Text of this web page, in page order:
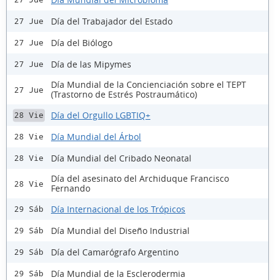
27 Jue Día del Trabajador del Estado
27 Jue Día del Biólogo
27 Jue Día de las Mipymes
27 Jue
Día Mundial de la Concienciación sobre el TEPT
(Trastorno de Estrés Postraumático)
28 Vie Día del Orgullo LGBTIQ+
28 Vie Día Mundial del Árbol
28 Vie Día Mundial del Cribado Neonatal
28 Vie
Día del asesinato del Archiduque Francisco
Fernando
29 Sáb Día Internacional de los Trópicos
29 Sáb Día Mundial del Diseño Industrial
29 Sáb Día del Camarógrafo Argentino
29 Sáb Día Mundial de la Esclerodermia